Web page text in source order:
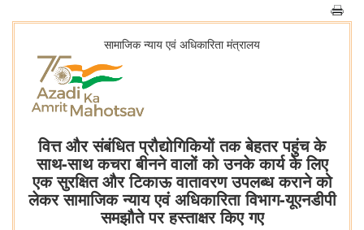
सामाजिक न्‍याय एवं अधिकारिता मंत्रालय
वित्त और संबंधित प्रौद्योगिकियों तक बेहतर पहुंच के
साथ-साथ कचरा बीनने वालों को उनके कार्य के लिए
एक सुरक्षित और टिकाऊ वातावरण उपलब्ध कराने को
लेकर सामाजिक न्‍याय एवं अधिकारिता विभाग-यूएनडीपी
समझौते पर हस्ताक्षर किए गए